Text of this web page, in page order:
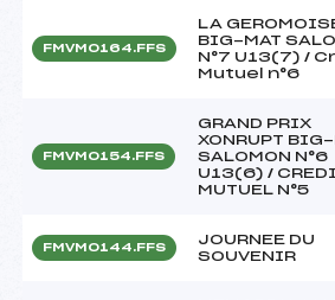
FMVM0164.FFS
LA
BIG-MAT
N°7 U13(7) /
Mutuel n°6
FMVM0154.FFS
GRAND PRIX
XONRUPT
SALOMON N°6
U13(6) /
MUTUEL N°5
FMVM0144.FFS
JOURNEE DU
SOUVENIR